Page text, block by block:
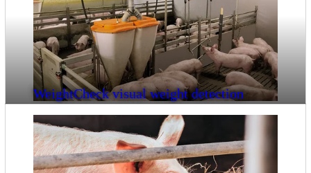
WeightCheck visual weight detection